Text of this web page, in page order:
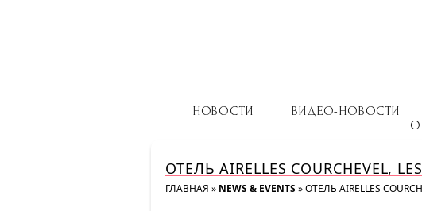
НОВОСТИ ВИДЕО-НОВОСТИ
О
ОТЕЛЬ AIRELLES COURCHEVEL,
ГЛАВНАЯ » NEWS & EVENTS »ОТЕЛЬ AIRELLES